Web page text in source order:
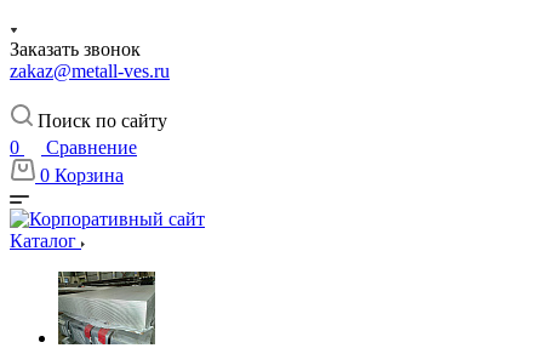
Заказать звонок
zakaz@metall-ves.ru
Поиск по сайту
0
Сравнение
0 Корзина
Каталог